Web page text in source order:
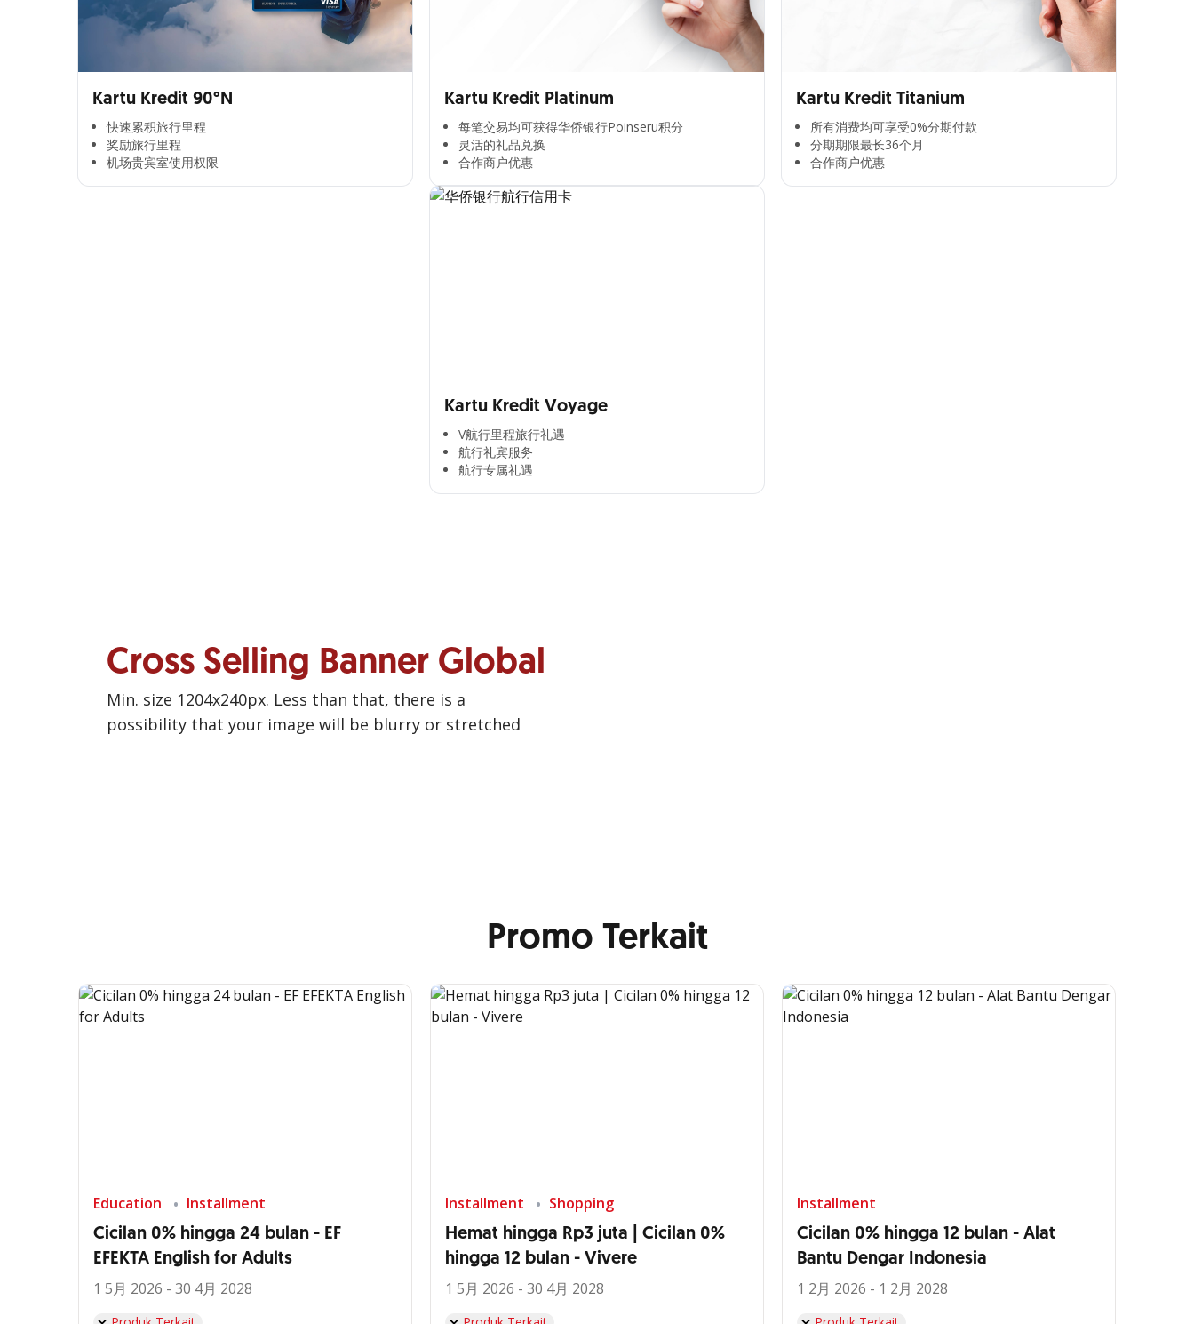
Kartu Kredit 90°N
快速累积旅行里程​
奖励旅行里程​
机场贵宾室使用权限​
Kartu Kredit Platinum
每笔交易均可获得华侨银行Poinseru积分​
灵活的礼品兑换​
合作商户优惠​
Kartu Kredit Titanium
所有消费均可享受0%分期付款​
分期期限最长36个月​
合作商户优惠​
Kartu Kredit Voyage
V航行里程旅行礼遇
航行礼宾服务
航行专属礼遇
Cross Selling Banner Global
Min. size 1204x240px. Less than that, there is a
possibility that your image will be blurry or stretched
Promo Terkait
Education Installment
Cicilan 0% hingga 24 bulan - EF
EFEKTA English for Adults
1 5月 2026 - 30 4月 2028
Installment Shopping
Hemat hingga Rp3 juta | Cicilan 0%
hingga 12 bulan - Vivere
1 5月 2026 - 30 4月 2028
Installment
Cicilan 0% hingga 12 bulan - Alat
Bantu Dengar Indonesia
1 2月 2026 - 1 2月 2028